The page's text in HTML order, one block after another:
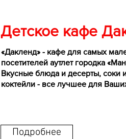
«Дакленд» - кафе для самых
посетителей аутлет городка
Вкусные блюда и десерты, соки
коктейли - все лучшее для
Подробнее
Детское кафе